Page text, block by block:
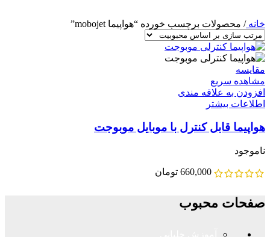
خانه/ محصولات برچسب خورده “هواپیما mobojet”
مقایسه
مشاهده سریع
افزودن به علاقه مندی
اطلاعات بیشتر
هواپیما قابل کنترل با موبایل موبوجت
ناموجود
660,000 تومان
صفحات محبوب